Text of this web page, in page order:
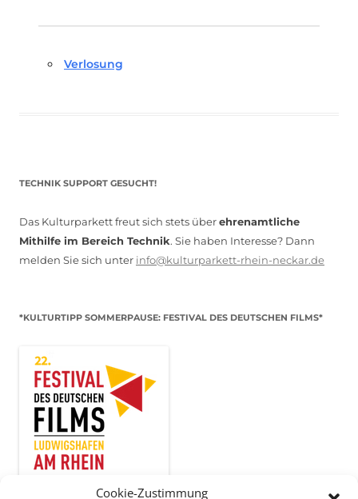
Cookie-Zustimmung
Verlosung
TECHNIK SUPPORT GESUCHT!
Das Kulturparkett freut sich stets überehrenamtliche
Mithilfe im Bereich Technik. Sie haben Interesse? Dann
melden Sie sich unter info@kulturparkett-rhein-neckar.de
*KULTURTIPP SOMMERPAUSE: FESTIVAL DES DEUTSCHEN FILMS*